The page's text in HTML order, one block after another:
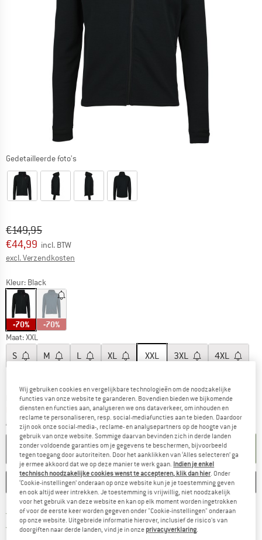
Gedetailleerde foto's
Oorspronkelijke prijs :
€149,95
Prijs:
€44,99 incl. BTW
excl. Verzendkosten
Kleur: Black
-70% -70%
Maat:XXL
S M L XL XXL 3XL 4XL
Levertijd: 3-5 werkdagenDe link wordt geopend in een infovak en bevat
Nog maar 1 stuk op voorraad!
Aantal:
IN DE WINKELMAND
ONTHOUDEN VERGELIJKEN
Gratis verzending vanaf € 69 (NL)Vind hier de
100 dagen bedenktijdVind de betalingsinformatie hier!
Wij gebruiken cookies en vergelijkbare technologieën om de noodzakelijke
functies van onze website te garanderen. Bovendien bieden we bijkomende
diensten en functies aan, analyseren we ons dataverkeer, om inhouden en
reclame te personaliseren, resp. social-mediafuncties aan te bieden. Daardoor
zijn ook onze social-media-, reclame- en analysepartners op de hoogte van je
gebruik van onze website. Sommige daarvan bevinden zich in derde landen
zonder voldoende garanties om je gegevens te beschermen, bijvoorbeeld
tegen toegang door autoriteiten. Door het aanklikken van ‘Alles selecteren’ ga
je ermee akkoord dat we op deze manier te werk gaan. Indien je enkel
technisch noodzakelijke cookies wenst te accepteren, klik dan hier. Onder
‘Cookie-instellingen’ onderaan op onze website kun je je toestemming geven
en ook altijd weer intrekken. Je toestemming is vrijwillig, niet noodzakelijk
voor het gebruik van deze website en kan op elk moment worden ingetrokken
of voor de eerste keer worden gegeven onder "Cookie-instellingen" onderaan
op onze website. Uitgebreide informatie hierover, inclusief de risico's van
doorgiften naar derde landen, vind je in onze privacyverklaring.